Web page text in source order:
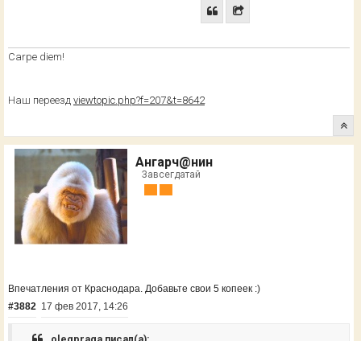
Сarpe diem!
Наш переезд viewtopic.php?f=207&t=8642
Ангарч@нин
Завсегдатай
Впечатления от Краснодара. Добавьте свои 5 копеек :)
#3882 17 фев 2017, 14:26